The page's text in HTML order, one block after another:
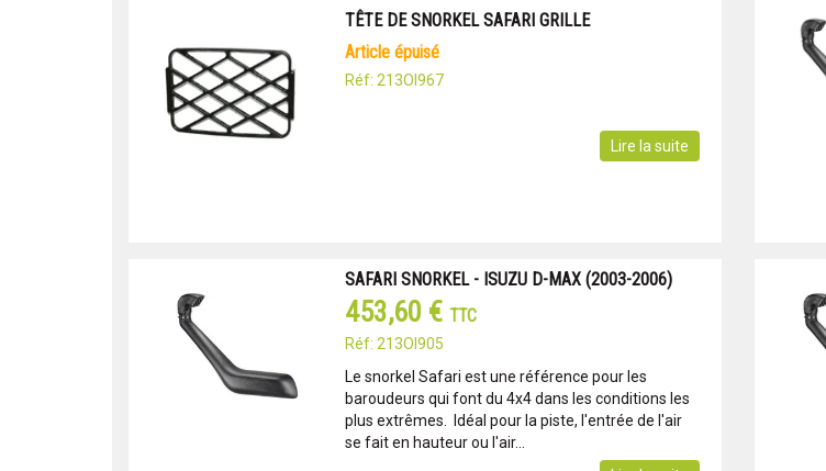
TÊTE DE SNORKEL SAFARI GRILLE
article épuisé
Réf: 213OI967
Lire la suite
SAFARI SNORKEL - ISUZU D-MAX (2003-2006)
453,60 € TTC
Réf: 213OI905
Le snorkel Safari est une référence pour les
baroudeurs qui font du 4x4 dans les conditions les
plus extrêmes. Idéal pour la piste, l'entrée de l'air
se fait en hauteur ou l'air...